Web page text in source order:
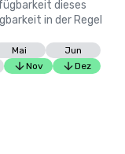
dieses
in der Regel
Mai
Jun
Nov Dez